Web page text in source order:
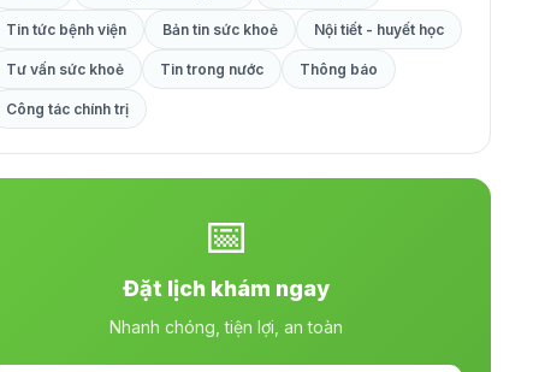
Tin tức bệnh viện Bản tin sức khoẻ Nội tiết - huyết học
Tư vấn sức khoẻ Tin trong nước Thông báo
Công tác chính trị
📅
Đặt lịch khám ngay
Nhanh chóng, tiện lợi, an toàn